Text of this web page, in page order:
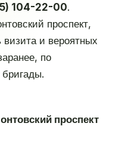
104-22-00.
проспект,
и вероятных
по
проспект